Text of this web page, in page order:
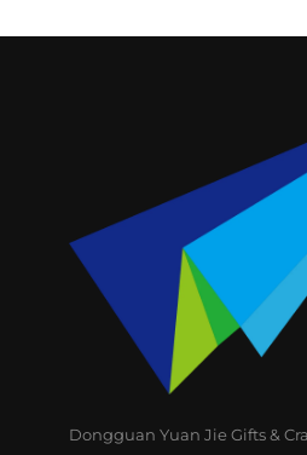
Dongguan Yuan Jie Gifts &